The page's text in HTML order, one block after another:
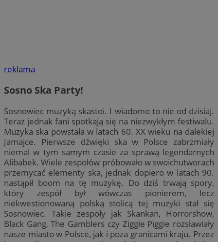
reklama
Sosno Ska Party!
Sosnowiec muzyką skastoi. I wiadomo to nie od dzisiaj.
Teraz jednak fani spotkają się na niezwykłym festiwalu.
Muzyka ska powstała w latach 60. XX wieku na dalekiej
Jamajce. Pierwsze dźwięki ska w Polsce zabrzmiały
niemal w tym samym czasie za sprawą legendarnych
Alibabek. Wiele zespołów próbowało w swoichutworach
przemycać elementy ska, jednak dopiero w latach 90.
nastąpił boom na tę muzykę. Do dziś trwają spory,
który zespół był wówczas pionierem, lecz
niekwestionowaną polską stolicą tej muzyki stał się
Sosnowiec. Takie zespoły jak Skankan, Horrorshow,
Black Gang, The Gamblers czy Ziggie Piggie rozsławiały
nasze miasto w Polsce, jak i poza granicami kraju. Przez